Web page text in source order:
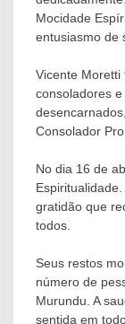
Mocidade
entusiasmo de
Vicente Moretti
consoladores
Consolador
No dia 16 de
gratidão que
todos.
Seus restos
número de
Murundu. A
sentida em